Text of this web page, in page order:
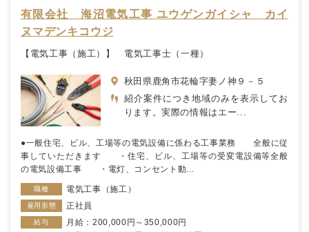
有限会社 海沼電気工事 ユウゲンガイシャ カイ
ヌマデンキコウジ
【電気工事（施工）】 電気工事士（一種）
秋田県鹿角市花輪字妻ノ神９－５
紹介案件につき地域のみを表示してお
ります。実際の情報はエー...
●一般住宅、ビル、工場等の電気設備に係わる工事業務 全般に従
事していただきます ・住宅、ビル、工場等の受変電設備等全般
の電気設備工事 ・電灯、コンセント動...
職種 電気工事（施工）
雇用形態 正社員
給与
月給：200,000円～350,000円